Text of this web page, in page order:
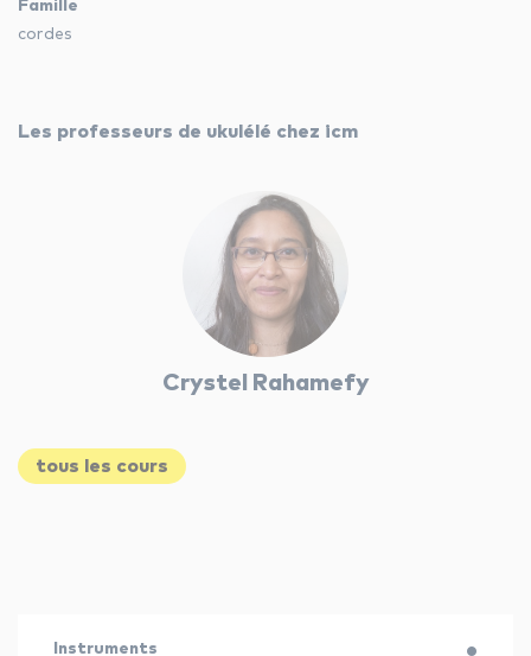
les autres activités d'icm
les métiers d’icm
offres d’emploi
contactez-nous !
Famille
cordes
Les professeurs de ukulélé chez icm
Crystel Rahamefy
tous les cours
Instruments